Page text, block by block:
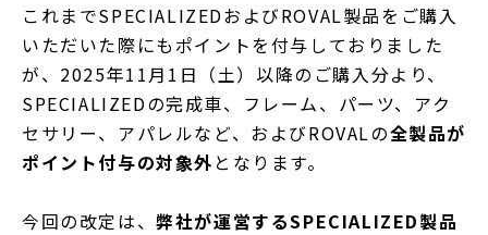
これまでSPECIALIZEDおよびROVAL製品をご購入
いただいた際にもポイントを付与しておりました
が、2025年11月1日（土）以降のご購入分より、
SPECIALIZEDの完成車、フレーム、パーツ、アク
セサリー、アパレルなど、およびROVALの全製品が
ポイント付与の対象外 となります。
今回の改定は、弊社が運営するSPECIALIZED製品